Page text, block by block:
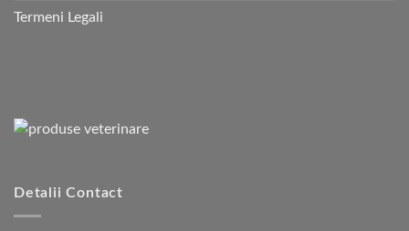
Termeni Legali
Detalii Contact